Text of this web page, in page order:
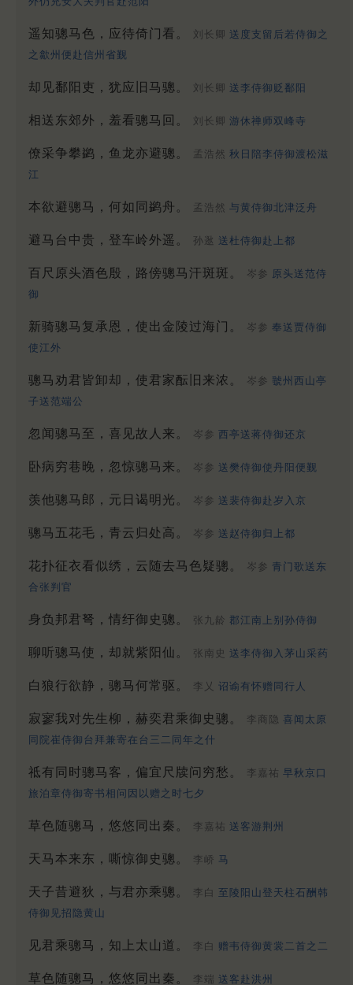
遥知骢马色，应待倚门看。 刘长卿 送度支留后若侍御之
之歙州便赴信州省觐
却见鄱阳吏，犹应旧马骢。 刘长卿 送李侍御贬鄱阳
相送东郊外，羞看骢马回。 刘长卿 游休禅师双峰寺
僚采争攀鹢，鱼龙亦避骢。 孟浩然 秋日陪李侍御渡松滋
江
本欲避骢马，何如同鹢舟。 孟浩然 与黄侍御北津泛舟
避马台中贵，登车岭外遥。 孙逖 送杜侍御赴上都
百尺原头酒色殷，路傍骢马汗斑斑。 岑参 原头送范侍
御
新骑骢马复承恩，使出金陵过海门。 岑参 奉送贾侍御
使江外
骢马劝君皆卸却，使君家酝旧来浓。 岑参 虢州西山亭
子送范端公
忽闻骢马至，喜见故人来。 岑参 西亭送蒋侍御还京
卧病穷巷晚，忽惊骢马来。 岑参 送樊侍御使丹阳便觐
羡他骢马郎，元日谒明光。 岑参 送裴侍御赴岁入京
骢马五花毛，青云归处高。 岑参 送赵侍御归上都
花扑征衣看似绣，云随去马色疑骢。 岑参 青门歌送东
合张判官
身负邦君弩，情纡御史骢。 张九龄 郡江南上别孙侍御
聊听骢马使，却就紫阳仙。 张南史 送李侍御入茅山采药
白狼行欲静，骢马何常驱。 李乂 诏谕有怀赠同行人
寂寥我对先生柳，赫奕君乘御史骢。 李商隐 喜闻太原
同院崔侍御台拜兼寄在台三二同年之什
祗有同时骢马客，偏宜尺牍问穷愁。 李嘉祐 早秋京口
旅泊章侍御寄书相问因以赠之时七夕
草色随骢马，悠悠同出秦。 李嘉祐 送客游荆州
天马本来东，嘶惊御史骢。 李峤 马
天子昔避狄，与君亦乘骢。 李白 至陵阳山登天柱石酬韩
侍御见招隐黄山
见君乘骢马，知上太山道。 李白 赠韦侍御黄裳二首之二
草色随骢马，悠悠同出秦。 李端 送客赴洪州